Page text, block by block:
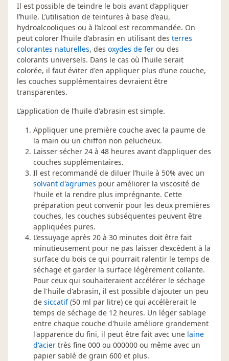
Il est possible de teindre le bois avant d’appliquer
l’huile. L’utilisation de teintures à base d’eau,
hydroalcooliques ou à l’alcool est recommandée. On
peut colorer l’huile d’abrasin en utilisant des terres
colorantes naturelles, des oxydes de fer ou des
colorants universels. Dans le cas où l’huile serait
colorée, il faut éviter d'en appliquer plus d’une couche,
les couches supplémentaires devraient être
transparentes.
L’application de l’huile d'abrasin est simple.
Appliquer une première couche avec la paume de
la main ou un chiffon non pelucheux.
Laisser sécher 24 à 48 heures avant d’appliquer des
couches supplémentaires.
Il est recommandé de diluer l’huile à 50% avec un
solvant d'agrumes pour améliorer la viscosité de
l’huile et la rendre plus imprégnante. Cette
préparation peut convenir pour les deux premières
couches, les couches subséquentes peuvent être
appliquées pures.
L’essuyage après 20 à 30 minutes doit être fait
minutieusement pour ne pas laisser d’excédent à la
surface du bois ce qui pourrait ralentir le temps de
séchage et garder la surface légèrement collante.
Pour ceux qui souhaiteraient accélérer le séchage
de l'huile d'abrasin, il est possible d'ajouter un peu
de siccatif(50 ml par litre) ce qui accélèrerait le
temps de séchage de 12 heures. Un léger sablage
entre chaque couche d'huile améliore grandement
l'apparence du fini, il peut être fait avec une laine
d'acier très fine 000 ou 000000 ou même avec un
papier sablé de grain 600 et plus.